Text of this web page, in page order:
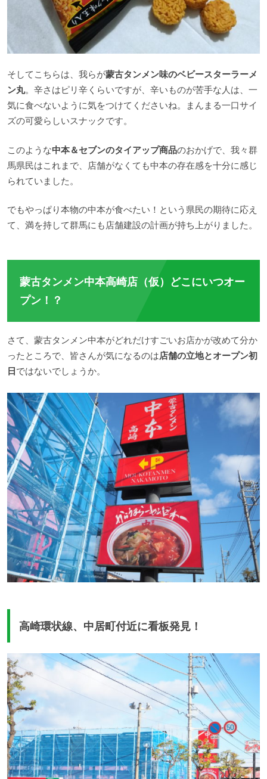
そしてこちらは、我らが蒙古タンメン味のベビースターラーメ
ン丸。辛さはピリ辛くらいですが、辛いものが苦手な人は、一
気に食べないように気をつけてくださいね。まんまる一口サイ
ズの可愛らしいスナックです。
このような中本＆セブンのタイアップ商品のおかげで、我々群
馬県民はこれまで、店舗がなくても中本の存在感を十分に感じ
られていました。
でもやっぱり本物の中本が食べたい！という県民の期待に応え
て、満を持して群馬にも店舗建設の計画が持ち上がりました。
蒙古タンメン中本高崎店（仮）どこにいつオー
プン！？
さて、蒙古タンメン中本がどれだけすごいお店かが改めて分か
ったところで、皆さんが気になるのは店舗の立地とオープン初
日 ではないでしょうか。
高崎環状線、中居町付近に看板発見！